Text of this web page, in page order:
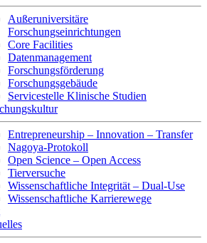
Außeruniversitäre
Forschungseinrichtungen
Core Facilities
Datenmanagement
Forschungsförderung
Forschungsgebäude
Servicestelle Klinische Studien
Entrepreneurship – Innovation – Transfer
Nagoya-Protokoll
Open Science – Open Access
Tierversuche
Wissenschaftliche Integrität – Dual-Use
Wissenschaftliche Karrierewege